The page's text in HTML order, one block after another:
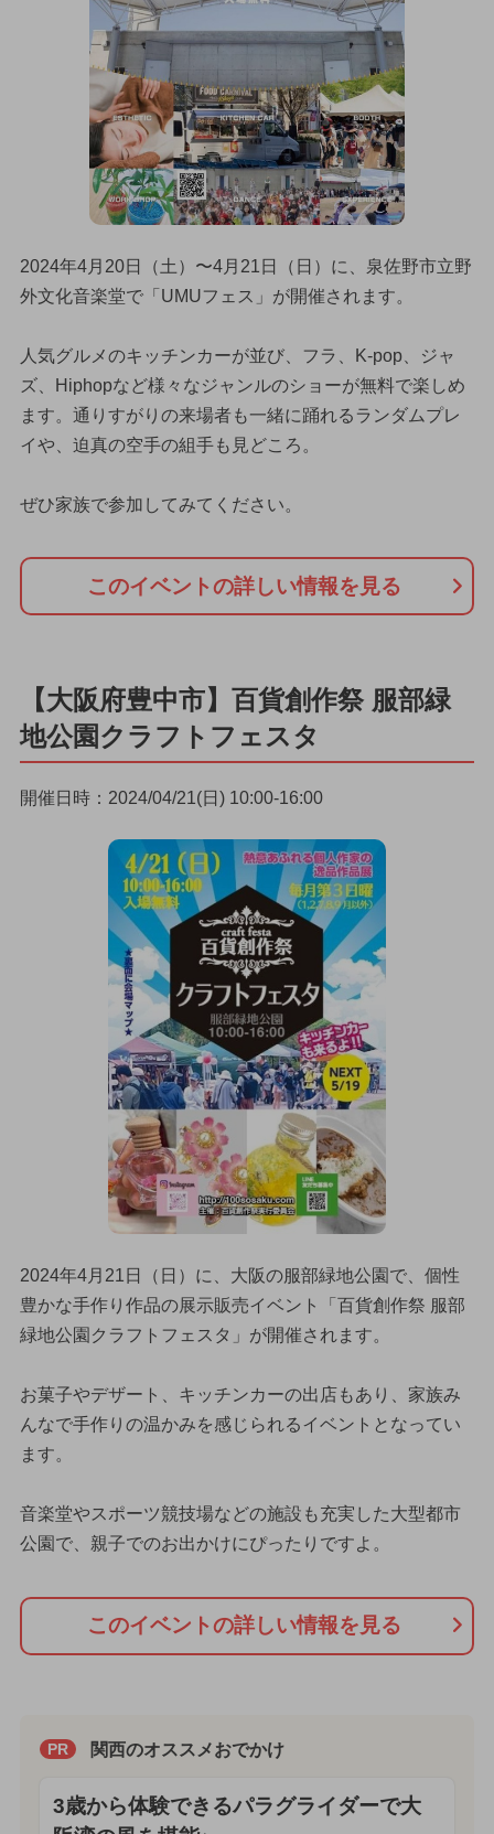
2024年4月20日（土）〜4月21日（日）に、泉佐野市立野
外文化音楽堂で「UMUフェス」が開催されます。
人気グルメのキッチンカーが並び、フラ、K-pop、ジャ
ズ、Hiphopなど様々なジャンルのショーが無料で楽しめ
ます。通りすがりの来場者も一緒に踊れるランダムプレ
イや、迫真の空手の組手も見どころ。
ぜひ家族で参加してみてください。
このイベントの詳しい情報を見る
【大阪府豊中市】百貨創作祭 服部緑
地公園クラフトフェスタ
開催日時：2024/04/21(日) 10:00-16:00
2024年4月21日（日）に、大阪の服部緑地公園で、個性
豊かな手作り作品の展示販売イベント「百貨創作祭 服部
緑地公園クラフトフェスタ」が開催されます。
お菓子やデザート、キッチンカーの出店もあり、家族み
んなで手作りの温かみを感じられるイベントとなってい
ます。
音楽堂やスポーツ競技場などの施設も充実した大型都市
公園で、親子でのお出かけにぴったりですよ。
このイベントの詳しい情報を見る
PR 関西のオススメおでかけ
3歳から体験できるパラグライダーで大